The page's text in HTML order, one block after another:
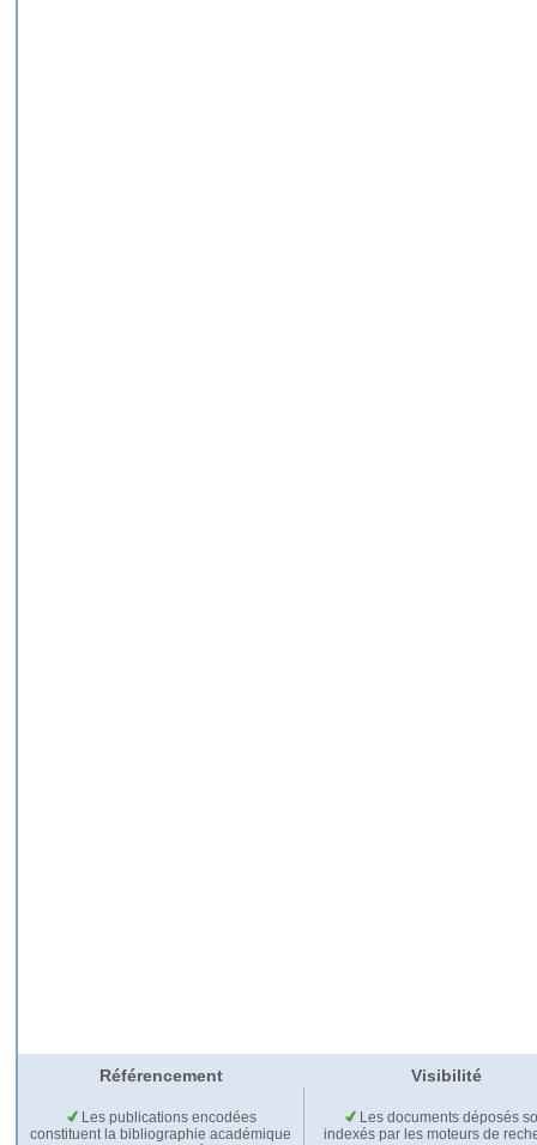
Référencement Visibilité
Les publications encodées
constituent la bibliographie académique
Les documents déposés
indexés par les moteurs de